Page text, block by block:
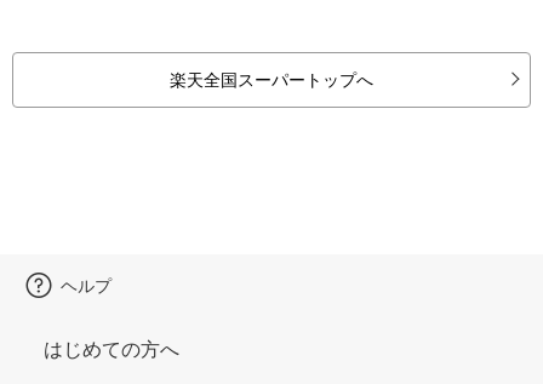
楽天全国スーパートップへ
ヘルプ
はじめての方へ